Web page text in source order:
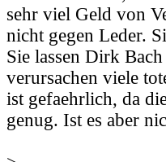
sehr viel Geld von
nicht gegen Leder.
Sie lassen Dirk
verursachen viele
ist gefaehrlich, da
genug. Ist es aber